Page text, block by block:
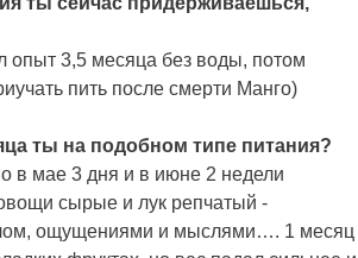
3,5 месяца без воды, потом
пить после смерти Манго)
ты на подобном типе питания?
в мае 3 дня и в июне 2 недели
сырые и лук репчатый -
ощущениями и мыслями…. 1 месяц